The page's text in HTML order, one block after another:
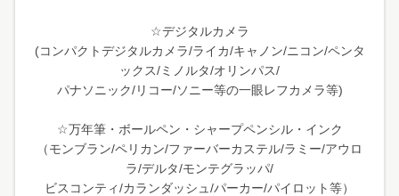
☆デジタルカメラ
(コンパクトデジタルカメラ/ライカ/キャノン/ニコン/ペンタ
ックス/ミノルタ/オリンパス/
パナソニック/リコー/ソニー等の一眼レフカメラ等)
☆万年筆・ボールペン・シャープペンシル・インク
（モンブラン/ペリカン/ファーバーカステル/ラミー/アウロ
ラ/デルタ/モンテグラッパ/
ビスコンティ/カランダッシュ/パーカー/パイロット等）